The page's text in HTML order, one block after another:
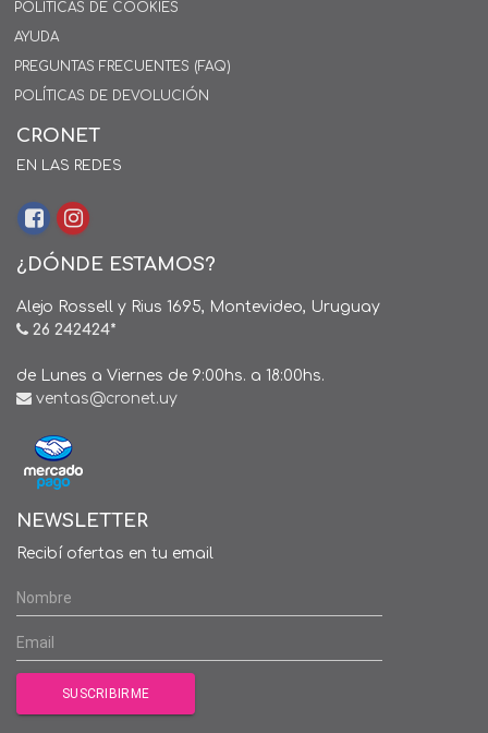
POLÍTICAS DE COOKIES
AYUDA
PREGUNTAS FRECUENTES (FAQ)
POLÍTICAS DE DEVOLUCIÓN
CRONET
EN LAS REDES
¿DÓNDE ESTAMOS?
Alejo Rossell y Rius 1695, Montevideo, Uruguay
26 242424*
de Lunes a Viernes de 9:00hs. a 18:00hs.
ventas@cronet.uy
NEWSLETTER
Recibí ofertas en tu email